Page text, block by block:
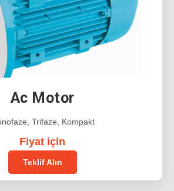
Ac Motor
Trifaze, Kompakt
Fiyat için
Teklif Alın